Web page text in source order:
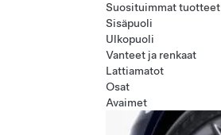
Suosituimmat tuotteet
Sisäpuoli
Ulkopuoli
Vanteet ja renkaat
Lattiamatot
Osat
Avaimet